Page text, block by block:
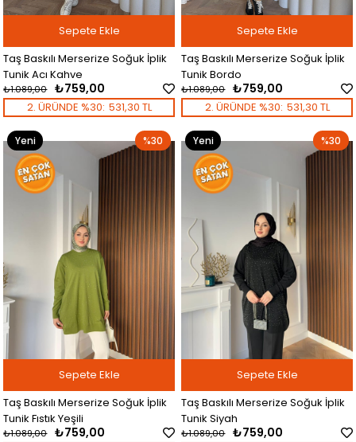
Taş Baskılı Merserize Soğuk İplik
Tunik Acı Kahve
₺759,00
₺1.089,00
Sepete Ekle
2. ÜRÜNDE %30: 531,30 TL
Taş Baskılı Merserize Soğuk İplik
Tunik Bordo
₺759,00
₺1.089,00
Sepete Ekle
2. ÜRÜNDE %30: 531,30 TL
Taş Baskılı Merserize Soğuk İplik
Tunik Fıstık Yeşili
₺759,00
₺1.089,00
Sepete Ekle
%30
Yeni
Ürün
Taş Baskılı Merserize Soğuk İplik
Tunik Siyah
₺759,00
₺1.089,00
Sepete Ekle
%30
Yeni
Ürün